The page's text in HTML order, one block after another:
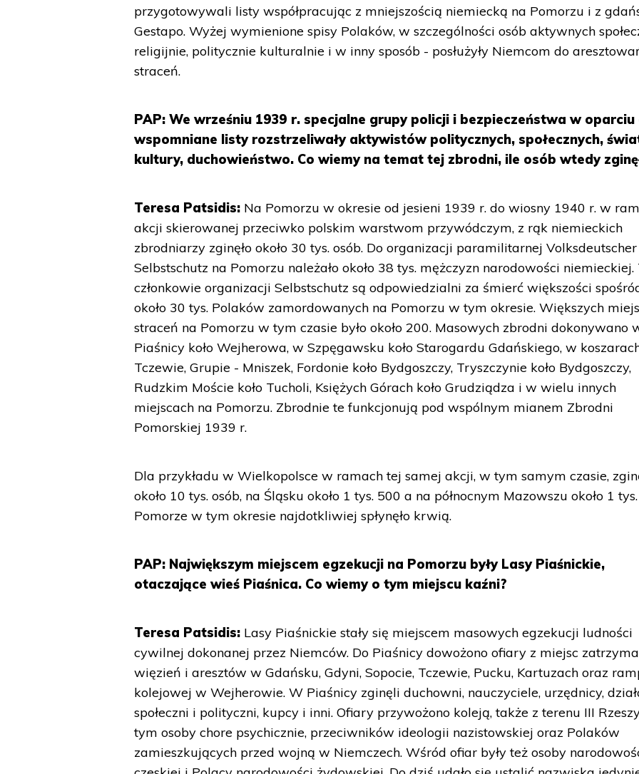
przygotowywali listy współpracując z mniejszością niemiecką na Pomorzu i z
Gestapo. Wyżej wymienione spisy Polaków, w szczególności osób aktywnych
religijnie, politycznie kulturalnie i w inny sposób - posłużyły Niemcom do
straceń.
PAP: We wrześniu 1939 r. specjalne grupy policji i bezpieczeństwa w oparciu
wspomniane listy rozstrzeliwały aktywistów politycznych, społecznych,
kultury, duchowieństwo. Co wiemy na temat tej zbrodni, ile osób wtedy
Teresa Patsidis: Na Pomorzu w okresie od jesieni 1939 r. do wiosny 1940 r. w
akcji skierowanej przeciwko polskim warstwom przywódczym, z rąk niemieckich
zbrodniarzy zginęło około 30 tys. osób. Do organizacji paramilitarnej Volksdeutscher
Selbstschutz na Pomorzu należało około 38 tys. mężczyzn narodowości niemieckiej.
członkowie organizacji Selbstschutz są odpowiedzialni za śmierć większości
około 30 tys. Polaków zamordowanych na Pomorzu w tym okresie. Większych
straceń na Pomorzu w tym czasie było około 200. Masowych zbrodni dokonywano
Piaśnicy koło Wejherowa, w Szpęgawsku koło Starogardu Gdańskiego, w
Tczewie, Grupie - Mniszek, Fordonie koło Bydgoszczy, Tryszczynie koło Bydgoszczy,
Rudzkim Moście koło Tucholi, Księżych Górach koło Grudziądza i w wielu innych
miejscach na Pomorzu. Zbrodnie te funkcjonują pod wspólnym mianem Zbrodni
Pomorskiej 1939 r.
Dla przykładu w Wielkopolsce w ramach tej samej akcji, w tym samym czasie,
około 10 tys. osób, na Śląsku około 1 tys. 500 a na północnym Mazowszu około 1
Pomorze w tym okresie najdotkliwiej spłynęło krwią.
PAP: Największym miejscem egzekucji na Pomorzu były Lasy Piaśnickie,
otaczające wieś Piaśnica. Co wiemy o tym miejscu kaźni?
Teresa Patsidis: Lasy Piaśnickie stały się miejscem masowych egzekucji ludności
cywilnej dokonanej przez Niemców. Do Piaśnicy dowożono ofiary z miejsc
więzień i aresztów w Gdańsku, Gdyni, Sopocie, Tczewie, Pucku, Kartuzach oraz
kolejowej w Wejherowie. W Piaśnicy zginęli duchowni, nauczyciele, urzędnicy,
społeczni i polityczni, kupcy i inni. Ofiary przywożono koleją, także z terenu III
tym osoby chore psychicznie, przeciwników ideologii nazistowskiej oraz Polaków
zamieszkujących przed wojną w Niemczech. Wśród ofiar były też osoby